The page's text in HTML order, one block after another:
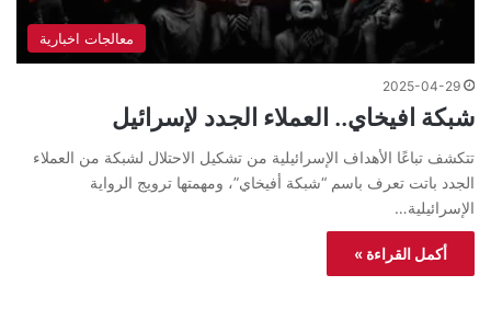
معالجات اخبارية
2025-04-29
شبكة افيخاي.. العملاء الجدد لإسرائيل
تتكشف تباعًا الأهداف الإسرائيلية من تشكيل الاحتلال لشبكة من العملاء
الجدد باتت تعرف باسم “شبكة أفيخاي”، ومهمتها ترويج الرواية
الإسرائيلية…
أكمل القراءة »